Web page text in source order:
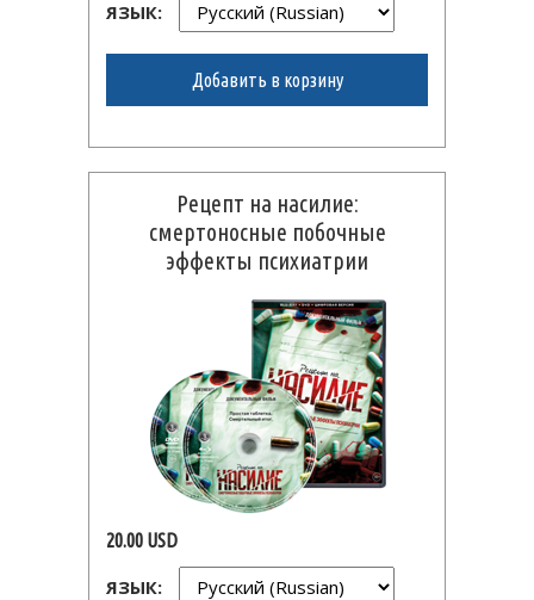
ЯЗЫК:
Добавить в корзину
Рецепт на насилие:
смертоносные побочные
эффекты психиатрии
20.00 USD
ЯЗЫК: